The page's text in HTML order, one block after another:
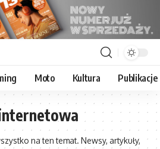
Moto Kultura Publikacje
na ten temat. Newsy, artykuły,